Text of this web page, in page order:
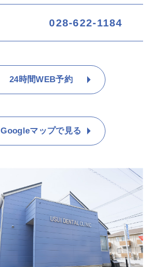
028-622-1184
24時間WEB予約
Googleマップで見る